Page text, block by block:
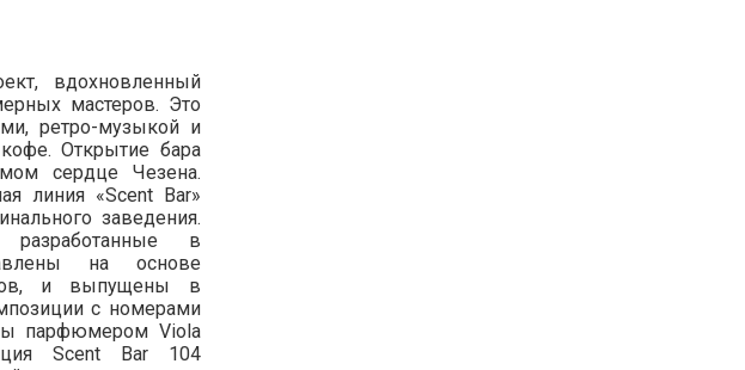
вдохновленный
мастеров. Это
ретро-музыкой и
Открытие бара
сердце Чезена.
линия «Scent Bar»
заведения.
разработанные в
на основе
и выпущены в
с номерами
парфюмером Viola
Scent Bar 104